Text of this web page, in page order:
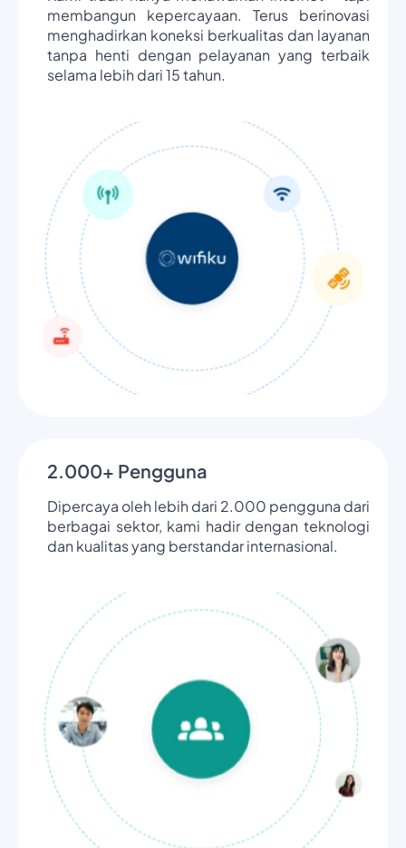
membangun kepercayaan. Terus berinovasi
menghadirkan koneksi berkualitas dan layanan
tanpa henti dengan pelayanan yang terbaik
selama lebih dari 15 tahun.
2.000+ Pengguna
Dipercaya oleh lebih dari 2.000 pengguna dari
berbagai sektor, kami hadir dengan teknologi
dan kualitas yang berstandar internasional.